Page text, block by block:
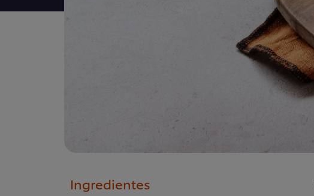
Ingredientes